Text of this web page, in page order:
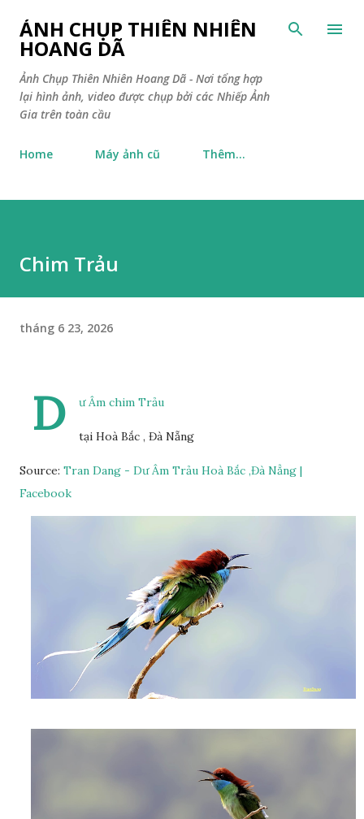
Chuyển đến nội dung chính
ẢNH CHỤP THIÊN NHIÊN
HOANG DÃ
Ảnh Chụp Thiên Nhiên Hoang Dã - Nơi tổng hợp
lại hình ảnh, video được chụp bởi các Nhiếp Ảnh
Gia trên toàn cầu
Home Máy ảnh cũ Thêm…
Chim Trảu
tháng 6 23, 2026
D ư Âm chim Trảu
tại Hoà Bắc , Đà Nẵng
Source: Tran Dang - Dư Âm Trảu Hoà Bắc ,Đà Nẳng |
Facebook